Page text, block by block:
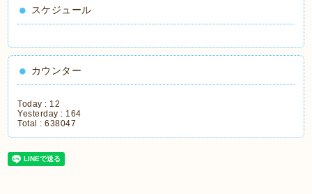
スケジュール
カウンター
Today : 12
Yesterday : 164
Total :638047